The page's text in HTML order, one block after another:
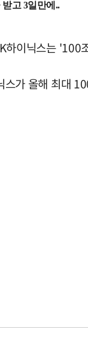
하이닉스는 '100
가 올해 최대